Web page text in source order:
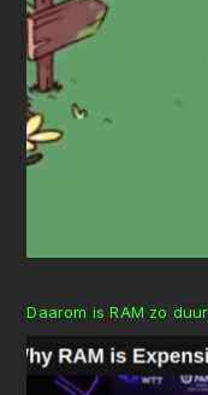
Daarom is RAM zo